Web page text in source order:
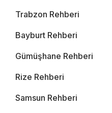
Trabzon Rehberi
Bayburt Rehberi
Gümüşhane Rehberi
Rize Rehberi
Samsun Rehberi